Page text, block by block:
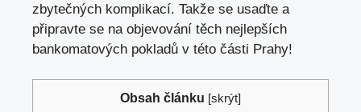
zbytečných komplikací. Takže se usaďte a
připravte se na objevování těch nejlepších
bankomatových pokladů v této části Prahy!
Obsah článku [skrýt]